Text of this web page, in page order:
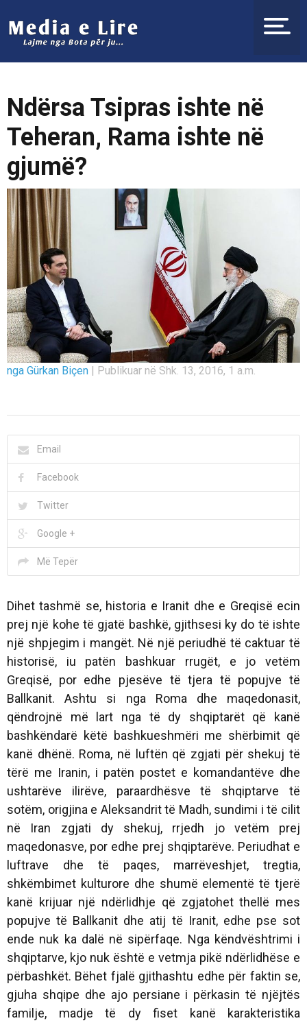
Ndërsa Tsipras ishte në
Teheran, Rama ishte në
gjumë?
nga Gürkan Biçen | Publikuar në Shk. 13, 2016, 1 a.m.
Email
Facebook
Twitter
Google +
Më Tepër
Dihet tashmë se, historia e Iranit dhe e Greqisë ecin
prej një kohe të gjatë bashkë, gjithsesi ky do të ishte
një shpjegim i mangët. Në një periudhë të caktuar të
historisë, iu patën bashkuar rrugët, e jo vetëm
Greqisë, por edhe pjesëve të tjera të popujve të
Ballkanit. Ashtu si nga Roma dhe maqedonasit,
qëndrojnë më lart nga të dy shqiptarët që kanë
bashkëndarë këtë bashkueshmëri me shërbimit që
kanë dhënë. Roma, në luftën që zgjati për shekuj të
tërë me Iranin, i patën postet e komandantëve dhe
ushtarëve ilirëve, paraardhësve të shqiptarve të
sotëm, origjina e Aleksandrit të Madh, sundimi i të cilit
në Iran zgjati dy shekuj, rrjedh jo vetëm prej
maqedonasve, por edhe prej shqiptarëve. Periudhat e
luftrave dhe të paqes, marrëveshjet, tregtia,
shkëmbimet kulturore dhe shumë elementë të tjerë
kanë krijuar një ndërlidhje që zgjatohet thellë mes
popujve të Ballkanit dhe atij të Iranit, edhe pse sot
ende nuk ka dalë në sipërfaqe. Nga këndvështrimi i
shqiptarve, kjo nuk është e vetmja pikë ndërlidhëse e
përbashkët. Bëhet fjalë gjithashtu edhe për faktin se,
gjuha shqipe dhe ajo persiane i përkasin të njëjtës
familje, madje të dy fiset kanë karakteristika